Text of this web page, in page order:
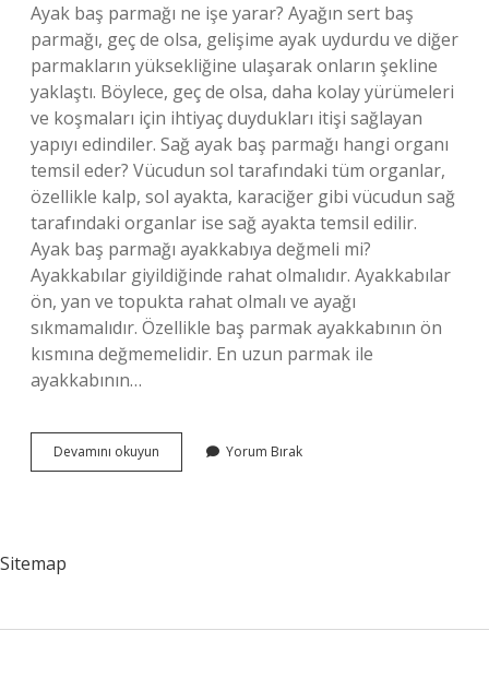
Ayak baş parmağı ne işe yarar? Ayağın sert baş
parmağı, geç de olsa, gelişime ayak uydurdu ve diğer
parmakların yüksekliğine ulaşarak onların şekline
yaklaştı. Böylece, geç de olsa, daha kolay yürümeleri
ve koşmaları için ihtiyaç duydukları itişi sağlayan
yapıyı edindiler. Sağ ayak baş parmağı hangi organı
temsil eder? Vücudun sol tarafındaki tüm organlar,
özellikle kalp, sol ayakta, karaciğer gibi vücudun sağ
tarafındaki organlar ise sağ ayakta temsil edilir.
Ayak baş parmağı ayakkabıya değmeli mi?
Ayakkabılar giyildiğinde rahat olmalıdır. Ayakkabılar
ön, yan ve topukta rahat olmalı ve ayağı
sıkmamalıdır. Özellikle baş parmak ayakkabının ön
kısmına değmemelidir. En uzun parmak ile
ayakkabının…
Devamını okuyun
Baş
Yorum Bırak
Sitemap